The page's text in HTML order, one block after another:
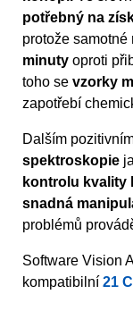
potřebný na
protože samotné
minuty oproti
toho se vzorky
zapotřebí
Dalším
spektroskopie
kontrolu kvality
snadná
problémů
Software Vision
kompatibilní 21